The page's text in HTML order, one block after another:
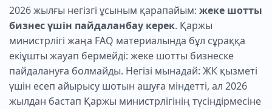
2026 жылғы негізгі ұсыным қарапайым: жеке шотты
бизнес үшін пайдаланбау керек. Қаржы
министрлігі жаңа FAQ материалында бұл сұраққа
екіұшты жауап бермейді: жеке шотты бизнеске
пайдалануға болмайды. Негізі мынадай: ЖК қызметі
үшін есеп айырысу шотын ашуға міндетті, ал 2026
жылдан бастап Қаржы министрлігінің түсіндірмесіне